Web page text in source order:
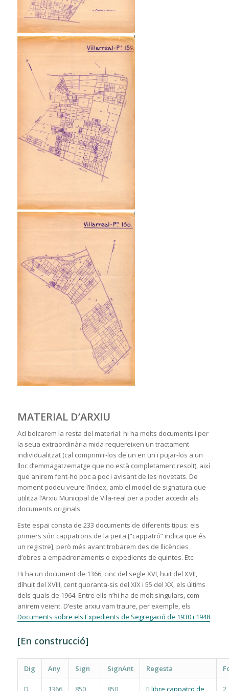
MATERIAL D’ARXIU
Ací bolcarem la resta del material: hi ha molts documents i per
la seua extraordinària mida requereixen un tractament
individualitzat (cal comprimir-los de un en un i pujar-los a un
lloc d’emmagatzematge que no està completament resolt), així
que anirem fent-ho poc a poc i avisant de les novetats. De
moment podeu veure l’índex, amb el model de signatura que
utilitza l’Arxiu Municipal de Vila-real per a poder accedir als
documents originals.
Este espai consta de 233 documents de diferents tipus: els
primers són cappatrons de la peita [“cappatró” indica que és
un registre], però més avant trobarem des de llicències
d’obres a empadronaments o expedients de quintes. Etc.
Hi ha un document de 1366, cinc del segle XVI, huit del XVII,
díhuit del XVIII, cent quoranta-sis del XIX i 55 del XX, els últims
dels quals de 1964. Entre ells n’hi ha de molt singulars, com
anirem veient. D’este arxiu vam traure, per exemple, els
Documents sobre els Expedients de Segregació de 1930 i 1948.
[En construcció]
Dig Any Sign SignAnt Regesta
D 1366 850 850
[Llibre cappatro de
2